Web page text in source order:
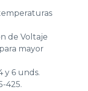
de Voltaje
mayor
y 6 unds.
425.